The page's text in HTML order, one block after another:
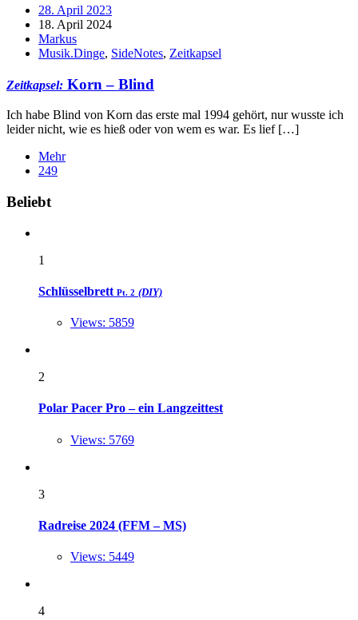
28. April 2023
18. April 2024
Markus
Musik.Dinge, SideNotes, Zeitkapsel
Zeitkapsel: Korn – Blind
Ich habe Blind von Korn das erste mal 1994 gehört, nur wusste ich
leider nicht, wie es hieß oder von wem es war. Es lief […]
Mehr
249
Widgets
Beliebt
1
Schlüsselbrett Pt. 2 (DIY)
Views: 5859
2
Polar Pacer Pro – ein Langzeittest
Views: 5769
3
Radreise 2024 (FFM – MS)
Views: 5449
4